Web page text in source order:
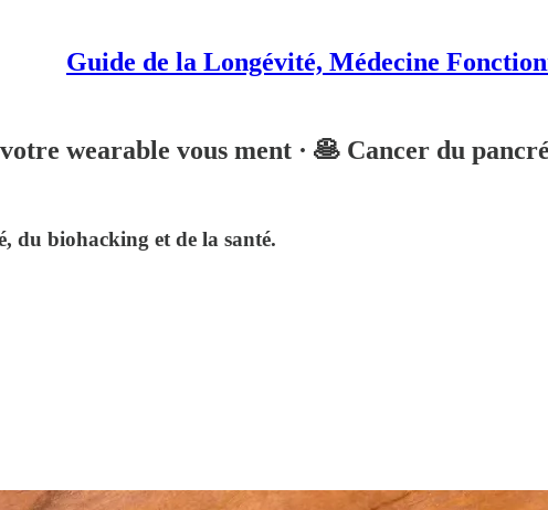
Guide de la Longévité, Médecine
wearable vous ment · 🥞 Cancer du
du biohacking et de la santé.